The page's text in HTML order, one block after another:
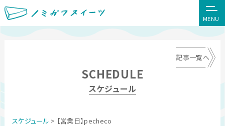
MENU
SCHEDULE
スケジュール
記事一覧へ
スケジュール > 【営業日】pecheco